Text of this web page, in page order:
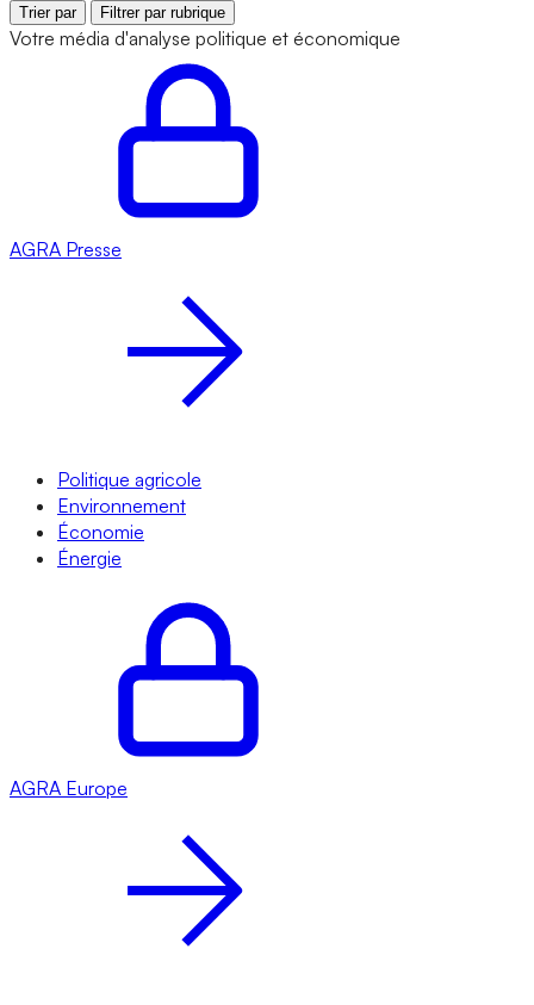
Trier par Filtrer par rubrique
Votre média d'analyse politique et économique
AGRA Presse
Politique agricole
Environnement
Économie
Énergie
AGRA Europe